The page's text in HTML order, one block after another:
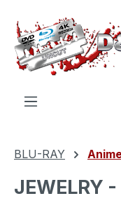
Zum Hauptinhalt
BLU-RAY
JEWELRY